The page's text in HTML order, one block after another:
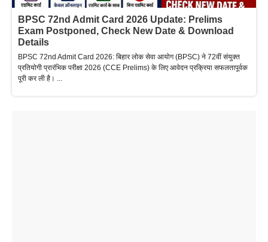
BPSC 72nd Admit Card 2026 Update: Prelims
Exam Postponed, Check New Date & Download
Details
BPSC 72nd Admit Card 2026: बिहार लोक सेवा आयोग (BPSC) ने 72वीं संयुक्त
प्रतियोगी प्रारंभिक परीक्षा 2026 (CCE Prelims) के लिए आवेदन प्रक्रिया सफलतापूर्वक
पूरी कर ली है। ...